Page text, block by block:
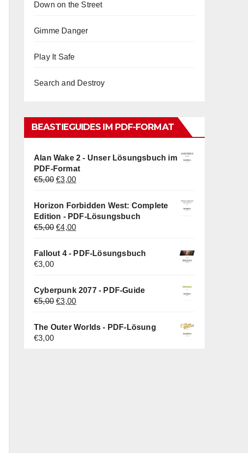
Down on the Street
Gimme Danger
Play It Safe
Search and Destroy
BEASTIEGUIDES IM PDF-FORMAT
Alan Wake 2 - Unser Lösungsbuch im
PDF-Format
€5,00 Ursprünglicher
war:
€5,00
€3,00Aktueller
ist:
€3,00.
Horizon Forbidden West: Complete
Edition - PDF-Lösungsbuch
€5,00 Ursprünglicher
war:
€4,00Aktueller
ist:
Fallout 4 - PDF-Lösungsbuch
€3,00
Cyberpunk 2077 - PDF-Guide
€5,00 Ursprünglicher
€3,00Aktueller
ist:
The Outer Worlds - PDF-Lösung
€3,00